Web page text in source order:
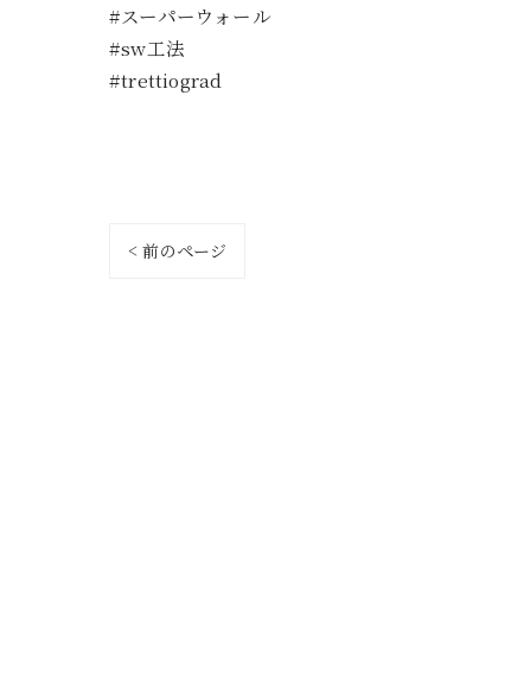
#スーパーウォール
#sw工法
#trettiograd
< 前のページ